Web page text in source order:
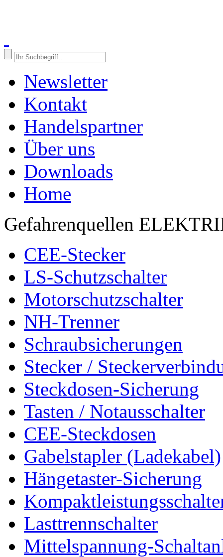
Newsletter
Kontakt
Handelspartner
Über uns
Downloads
Home
Gefahrenquellen
CEE-Stecker
LS-Schutzschalter
Motorschutzschalter
NH-Trenner
Schraubsicherungen
Stecker /
Steckdosen-Sicherung
Tasten / Notausschalter
CEE-Steckdosen
Gabelstapler (Ladekabel)
Hängetaster-Sicherung
Lasttrennschalter
Mittelspannung-